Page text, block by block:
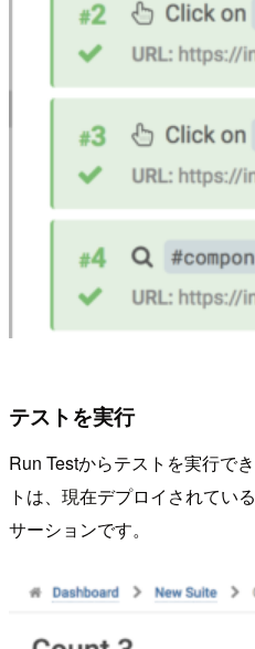
テストを実行
Run Testからテストを実行で
トは、現在デプロイされてい
サーションです。